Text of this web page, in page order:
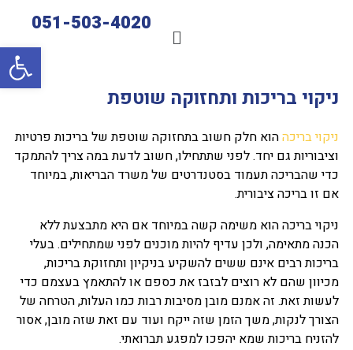
051-503-4020
ניקוי בריכות ותחזוקה שוטפת
ניקוי בריכההוא חלק חשוב בתחזוקה שוטפת של בריכות פרטיות
וציבוריות גם יחד. לפני שתתחילו, חשוב לדעת במה צריך להתמקד
כדי שהבריכה תעמוד בסטנדרטים של משרד הבריאות, במיוחד
אם זו בריכה ציבורית.
ניקוי בריכה הוא משימה קשה במיוחד אם היא מתבצעת ללא
הכנה מתאימה, ולכן עדיף להיות מוכנים לפני שמתחילים. בעלי
בריכות רבים אינם ששים להשקיע בניקיון ותחזוקת בריכות,
מכיוון שהם לא רוצים לבזבז את כספם או להתאמץ בעצמם כדי
לעשות זאת. זה אמנם מובן מסיבות רבות כמו העלות, הטרחה של
הצורך לנקות, משך הזמן שזה ייקח ועוד עם זאת שזה מובן, אסור
להזניח בריכות שמא יהפכו למפגע תברואתי.
פתח